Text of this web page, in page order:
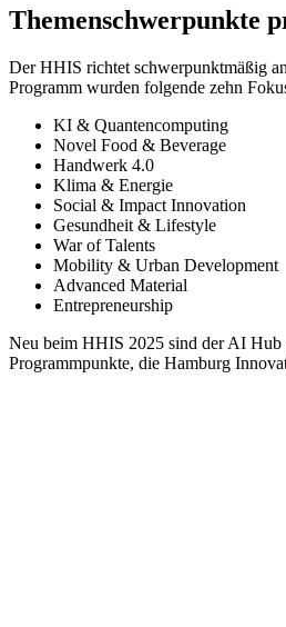
Themenschwerpunkte
Der HHIS richtet schwerpunktmäßig
Programm wurden folgende zehn
KI & Quantencomputing
Novel Food & Beverage
Handwerk 4.0
Klima & Energie
Social & Impact Innovation
Gesundheit & Lifestyle
War of Talents
Mobility & Urban Development
Advanced Material​
Entrepreneurship
Neu beim HHIS 2025 sind der AI Hub
Programmpunkte, die Hamburg